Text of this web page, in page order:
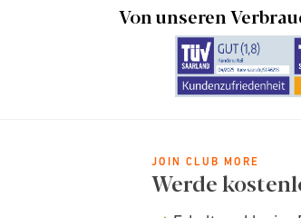
Von unseren
JOIN CLUB MORE
Werde